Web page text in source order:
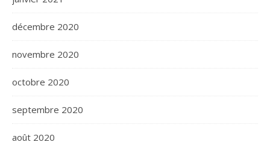
décembre 2020
novembre 2020
octobre 2020
septembre 2020
août 2020